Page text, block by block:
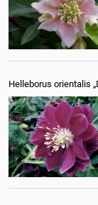
Helleborus orientalis